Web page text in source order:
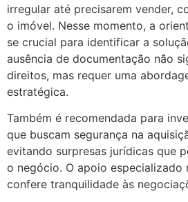
irregular até precisarem vender,
o imóvel. Nesse momento, a
se crucial para identificar a
ausência de documentação não
direitos, mas requer uma
estratégica.
Também é recomendada para
que buscam segurança na
evitando surpresas jurídicas que
o negócio. O apoio especializado
confere tranquilidade às